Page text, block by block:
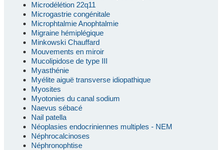
Microdélétion 22q11
Microgastrie congénitale
Microphtalmie Anophtalmie
Migraine hémiplégique
Minkowski Chauffard
Mouvements en miroir
Mucolipidose de type III
Myasthénie
Myélite aiguë transverse idiopathique
Myosites
Myotonies du canal sodium
Naevus sébacé
Nail patella
Néoplasies endocriniennes multiples - NEM
Néphrocalcinoses
Néphronophtise